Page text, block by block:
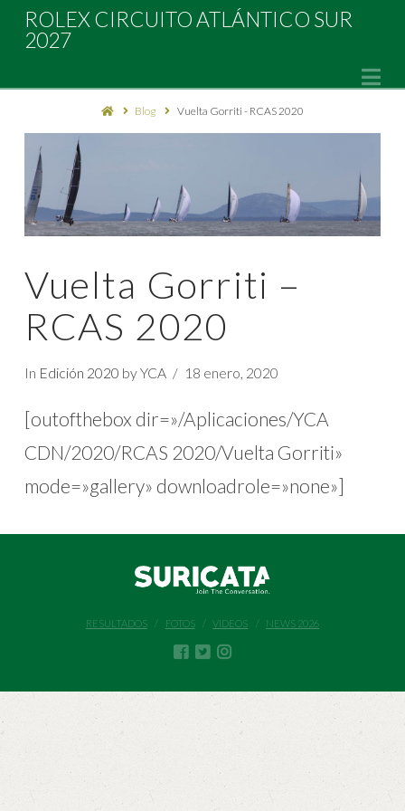
Rolex
Circuito
Atlántico
Sur
2027
ROLEX CIRCUITO ATLÁNTICO SUR
2027
Blog Vuelta Gorriti - RCAS 2020
Vuelta Gorriti –
RCAS 2020
In Edición 2020 by YCA 18 enero, 2020
[outofthebox dir=»/Aplicaciones/YCA
CDN/2020/RCAS 2020/Vuelta Gorriti»
mode=»gallery» downloadrole=»none»]
RESULTADOS FOTOS VIDEOS NEWS 2026